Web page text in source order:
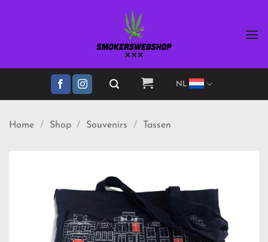
NL
Home / Shop / Souvenirs / Tassen